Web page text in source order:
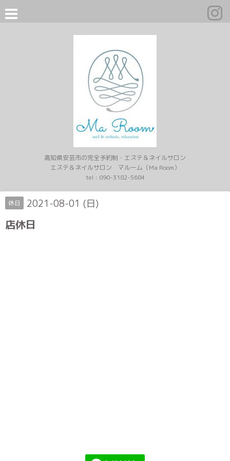
高知県安芸市の完全予約制・エステ＆ネイルサロン
エステ＆ネイルサロン マルーム（Ma Room）
tel : 090-3182-5684
休日 2021-08-01 (日)
店休日